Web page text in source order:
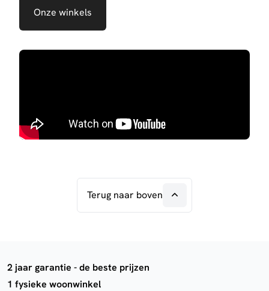
Onze winkels
Terug naar boven
2 jaar garantie - de beste prijzen
1 fysieke woonwinkel